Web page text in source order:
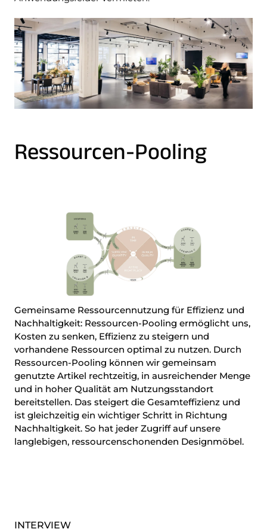
Ressourcen-Pooling
Gemeinsame Ressourcennutzung für Effizienz und
Nachhaltigkeit: Ressourcen-Pooling ermöglicht uns,
Kosten zu senken, Effizienz zu steigern und
vorhandene Ressourcen optimal zu nutzen. Durch
Ressourcen-Pooling können wir gemeinsam
genutzte Artikel rechtzeitig, in ausreichender Menge
und in hoher Qualität am Nutzungsstandort
bereitstellen. Das steigert die Gesamteffizienz und
ist gleichzeitig ein wichtiger Schritt in Richtung
Nachhaltigkeit. So hat jeder Zugriff auf unsere
langlebigen, ressourcenschonenden Designmöbel.
INTERVIEW